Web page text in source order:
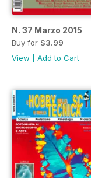
N. 37 Marzo 2015
Buy for $3.99
View
Add to Cart